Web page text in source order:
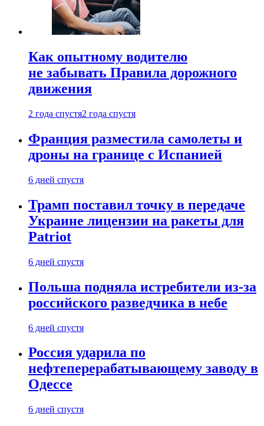
Как опытному водителю
не забывать Правила дорожного
движения
2 года спустя2 года спустя
Франция разместила самолеты и
дроны на границе с Испанией
6 дней спустя
Трамп поставил точку в передаче
Украине лицензии на ракеты для
Patriot
6 дней спустя
Польша подняла истребители из-за
российского разведчика в небе
6 дней спустя
Россия ударила по
нефтеперерабатывающему заводу в
Одессе
6 дней спустя